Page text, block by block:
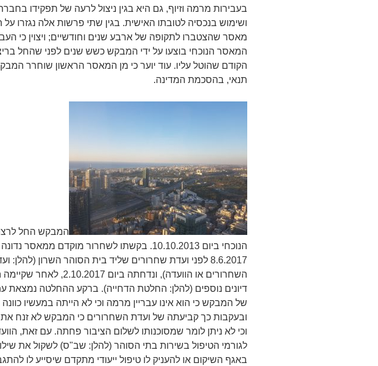
בעבירות מרמה וזיוף, גם היא בגין ניצול לרעה של תפקידו
ושימוש בנכסיה לטובתו האישית. בגין שתי פרשות אלה נגזרו
מאסר שהצטברו לתקופה של ארבע שנים וחודשיים; ויצוין כי
המאסר הנוכחי בוצעו על ידי המבקש כשש שנים לפני שהחל
הקודם שהוטל עליו. עוד יוער כי מן המאסר הראשון שוחרר
תנאי, בהסכמת המדינה.
המבקש החל
הנוכחי ביום 10.10.2013. בקשתו לשחרור מוקדם ממאסר
8.6.2017 לפני ועדת שחרורים שליד בית הסוהר השרון (להלן:
השחרורים או הוועדה), ונדחתה ביום
דיונים נוספים (להלן: החלטת הדחייה). ברקע ההחלטה נמצאת
של המבקש כי הוא אינו עבריין מרמה וכי לא הייתה במעשיו כוונה
ובעקבות כך קביעתה של ועדת השחרורים כי המבקש לא זנח את
וכי לא ניתן לומר שמסוכנותו לשלום הציבור פחתה. עם זאת,
לגורמי הטיפול בשירות בתי הסוהר (להלן: שב"ס) לשקול את
באגף השיקום או להעניק לו טיפול ייעודי מתקדם שיסייע לו